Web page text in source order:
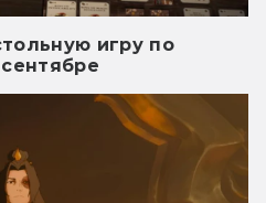
игру по